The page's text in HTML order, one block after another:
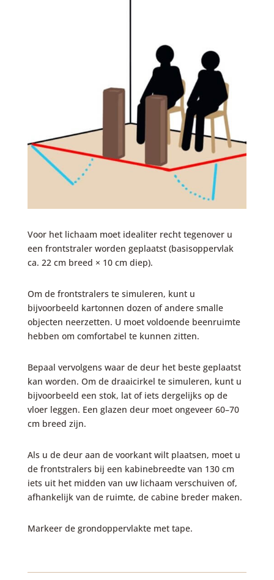
Voor het lichaam moet idealiter recht tegenover u
een frontstraler worden geplaatst (basisoppervlak
ca. 22 cm breed × 10 cm diep).
Om de frontstralers te simuleren, kunt u
bijvoorbeeld kartonnen dozen of andere smalle
objecten neerzetten. U moet voldoende beenruimte
hebben om comfortabel te kunnen zitten.
Bepaal vervolgens waar de deur het beste geplaatst
kan worden. Om de draaicirkel te simuleren, kunt u
bijvoorbeeld een stok, lat of iets dergelijks op de
vloer leggen. Een glazen deur moet ongeveer 60–70
cm breed zijn.
Als u de deur aan de voorkant wilt plaatsen, moet u
de frontstralers bij een kabinebreedte van 130 cm
iets uit het midden van uw lichaam verschuiven of,
afhankelijk van de ruimte, de cabine breder maken.
Markeer de grondoppervlakte met tape.